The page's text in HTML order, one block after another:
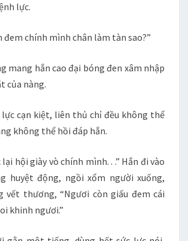
lực.
đem chính mình chân làm tàn sao?”
mang hắn cao đại bóng đen xâm nhập
của nàng.
lực cạn kiệt, liên thủ chỉ đều không thể
không thể hồi đáp hắn.
hội giày vò chính mình. . .” Hắn đi vào
huyệt động, ngồi xổm người xuống,
vết thương, “Ngươi còn giấu đem cái
khinh ngươi.”